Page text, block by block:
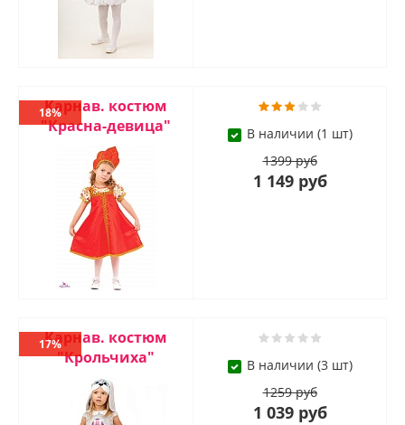
Карнав. костюм
"Красна-девица"
18%
В наличии (1 шт)
1399 руб
1 149 руб
Карнав. костюм
"Крольчиха"
17%
В наличии (3 шт)
1259 руб
1 039 руб